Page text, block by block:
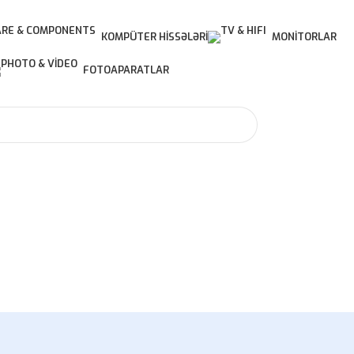
KOMPÜTER HISSƏLƏRI MONITORLAR
FOTOAPARATLAR